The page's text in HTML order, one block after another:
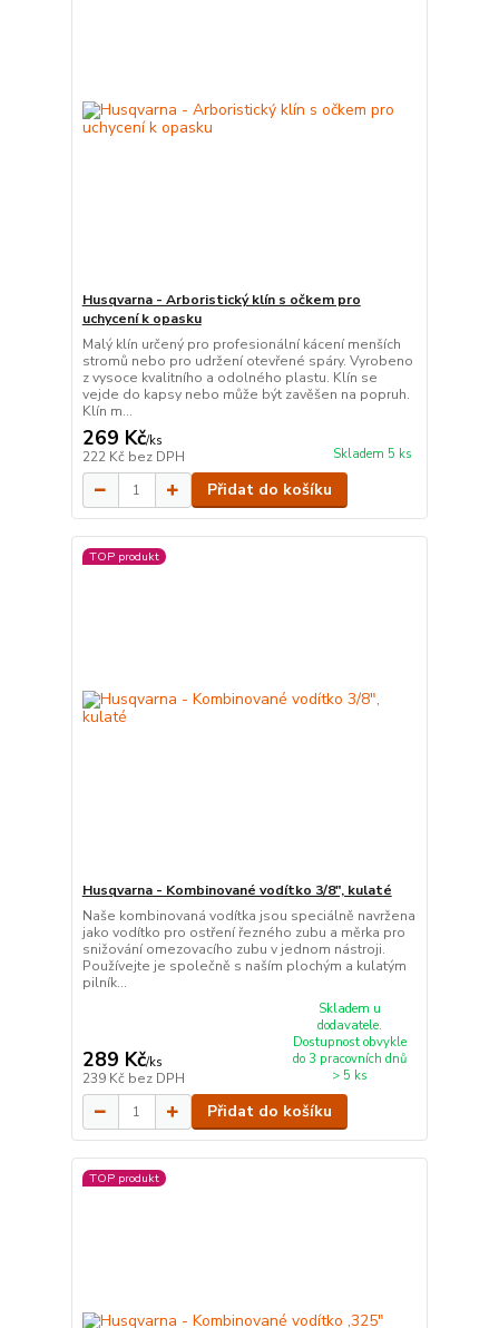
Husqvarna - Arboristický klín s očkem pro
uchycení k opasku
Malý klín určený pro profesionální kácení menších
stromů nebo pro udržení otevřené spáry. Vyrobeno
z vysoce kvalitního a odolného plastu. Klín se
vejde do kapsy nebo může být zavěšen na popruh.
Klín m...
269 Kč/ks
222 Kč bez DPH Skladem 5 ks
Přidat do košíku
TOP produkt
Husqvarna - Kombinované vodítko 3/8", kulaté
Naše kombinovaná vodítka jsou speciálně navržena
jako vodítko pro ostření řezného zubu a měrka pro
snižování omezovacího zubu v jednom nástroji.
Používejte je společně s naším plochým a kulatým
pilník...
289 Kč/ks
239 Kč bez DPH
Skladem u
dodavatele.
Dostupnost obvykle
do 3 pracovních dnů
> 5 ks
Přidat do košíku
TOP produkt